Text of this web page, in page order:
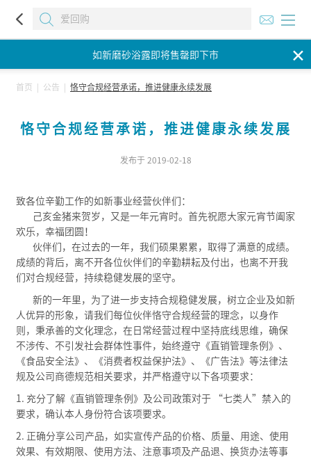
✕
如新磨砂浴露即将售罄即下市
如新磨砂浴露即将售罄即下市
首页 公告 恪守合规经营承诺，推进健康永续发展
恪守合规经营承诺，推进健康永续发展
发布于 2019-02-18
致各位辛勤工作的如新事业经营伙伴们：
己亥金猪来贺岁，又是一年元宵时。首先祝愿大家元宵节阖家
欢乐，幸福团圆！
伙伴们，在过去的一年，我们硕果累累，取得了满意的成绩。
成绩的背后，离不开各位伙伴们的辛勤耕耘及付出，也离不开我
们对合规经营，持续稳健发展的坚守。
新的一年里，为了进一步支持合规稳健发展，树立企业及如新
人优异的形象，请我们每位伙伴恪守合规经营的理念，以身作
则，秉承善的文化理念，在日常经营过程中坚持底线思维，确保
不涉传、不引发社会群体性事件，始终遵守《直销管理条例》、
《食品安全法》、《消费者权益保护法》、《广告法》等法律法
规及公司商德规范相关要求，并严格遵守以下各项要求：
1. 充分了解《直销管理条例》及公司政策对于 “七类人”禁入的
要求，确认本人身份符合该项要求。
2. 正确分享公司产品，如实宣传产品的价格、质量、用途、使用
效果、有效期限、使用方法、注意事项及产品退、换货办法等事